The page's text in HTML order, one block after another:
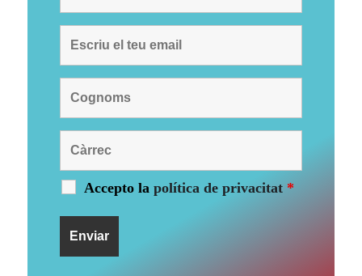
Accepto lapolítica de privacitat *